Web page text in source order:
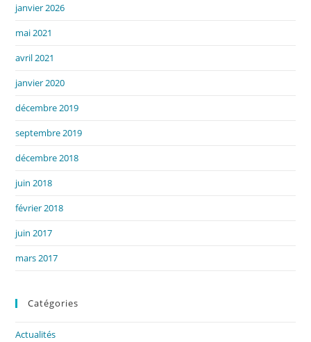
janvier 2026
mai 2021
avril 2021
janvier 2020
décembre 2019
septembre 2019
décembre 2018
juin 2018
février 2018
juin 2017
mars 2017
Catégories
Actualités